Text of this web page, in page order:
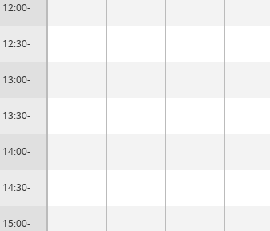
12:00-
12:30-
13:00-
13:30-
14:00-
14:30-
15:00-